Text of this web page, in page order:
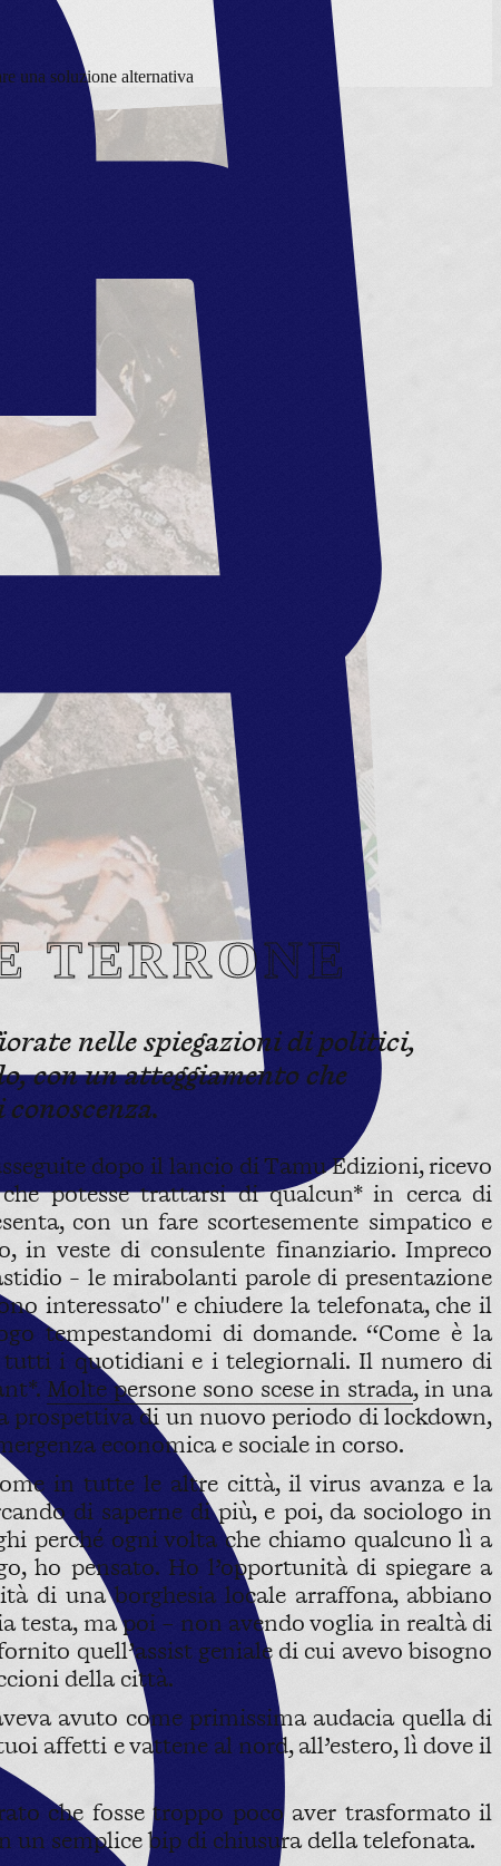
una soluzione alternativa
TERRONE
nelle spiegazioni di politici,
con un atteggiamento che
dopo il lancio di Tamu Edizioni, ricevo
potesse trattarsi di qualcun* in cerca di
con un fare scortesemente simpatico e
in veste di consulente finanziario. Impreco
- le mirabolanti parole di presentazione
interessato" e chiudere la telefonata, che il
tempestandomi di domande. “Come è la
tutti i quotidiani e i telegiornali. Il numero di
Molte persone sono scese in strada, in una
prospettiva di un nuovo periodo di lockdown,
economica e sociale in corso.
in tutte le altre città, il virus avanza e la
di saperne di più, e poi, da sociologo in
perché ogni volta che chiamo qualcuno lì a
ho pensato. Ho l’opportunità di spiegare a
di una borghesia locale arraffona, abbiano
testa, ma poi – non avendo voglia in realtà di
quell’assist geniale di cui avevo bisogno
della città.
avuto come primissima audacia quella di
affetti e vattene al nord, all’estero, lì dove il
che fosse troppo poco aver trasformato il
un semplice bip di chiusura della telefonata.